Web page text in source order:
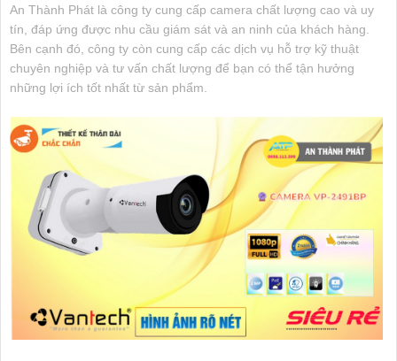
An Thành Phát là công ty cung cấp camera chất lượng cao và uy
tín, đáp ứng được nhu cầu giám sát và an ninh của khách hàng.
Bên cạnh đó, công ty còn cung cấp các dịch vụ hỗ trợ kỹ thuật
chuyên nghiệp và tư vấn chất lượng để bạn có thể tận hưởng
những lợi ích tốt nhất từ sản phẩm.